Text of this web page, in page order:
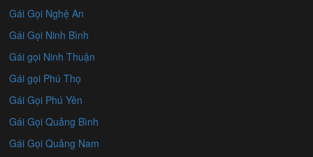
Gái Gọi Nghệ An
Gái Gọi Ninh Bình
Gái gọi Ninh Thuận
Gái gọi Phú Thọ
Gái Gọi Phú Yên
Gái Gọi Quảng Bình
Gái Gọi Quảng Nam